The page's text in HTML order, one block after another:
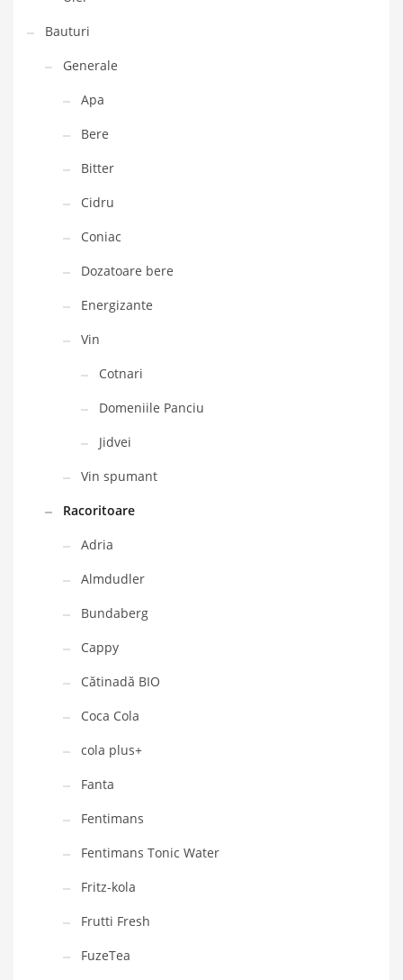
Bauturi
Generale
Apa
Bere
Bitter
Cidru
Coniac
Dozatoare bere
Energizante
Vin
Cotnari
Domeniile Panciu
Jidvei
Vin spumant
Racoritoare
Adria
Almdudler
Bundaberg
Cappy
Cătinadă BIO
Coca Cola
cola plus+
Fanta
Fentimans
Fentimans Tonic Water
Fritz-kola
Frutti Fresh
FuzeTea